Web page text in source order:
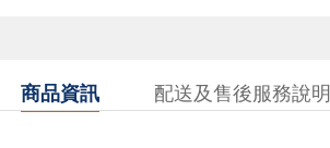
商品資訊 配送及售後服務說明